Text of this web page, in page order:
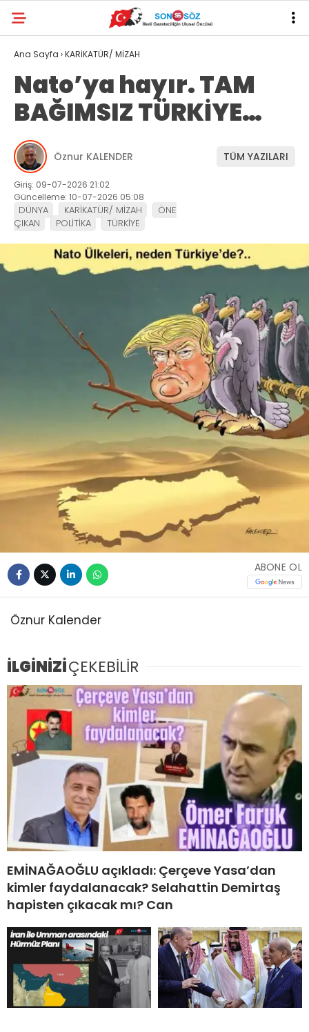
Ana Sayfa ›KARİKATÜR/ MİZAH
Nato’ya hayır. TAM
BAĞIMSIZ TÜRKİYE…
Öznur KALENDER TÜM YAZILARI
Giriş: 09-07-2026 21:02
Güncelleme: 10-07-2026 05:08
DÜNYA KARİKATÜR/ MİZAH
ÖNE
ÇIKAN
POLİTİKA TÜRKİYE
ABONE OL
Öznur Kalender
İLGİNİZİÇEKEBİLİR
EMİNAĞAOĞLU açıkladı: Çerçeve Yasa’dan
kimler faydalanacak? Selahattin Demirtaş
hapisten çıkacak mı? Can